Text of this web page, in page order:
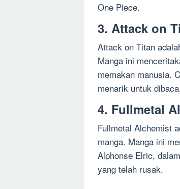
One Piece.
3. Attack on
Attack on Titan
Manga ini
memakan manusia.
menarik untuk
4. Fullmetal
Fullmetal Alchemist
manga. Manga ini
Alphonse Elric,
yang telah rusak.